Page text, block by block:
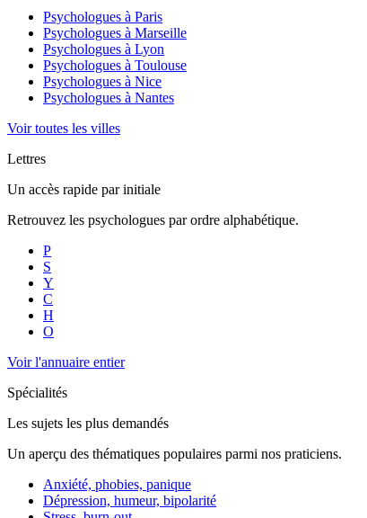
Psychologues à Paris
Psychologues à Marseille
Psychologues à Lyon
Psychologues à Toulouse
Psychologues à Nice
Psychologues à Nantes
Voir toutes les villes
Lettres
Un accès rapide par initiale
Retrouvez les psychologues par ordre alphabétique.
P
S
Y
C
H
O
Voir l'annuaire entier
Spécialités
Les sujets les plus demandés
Un aperçu des thématiques populaires parmi nos praticiens.
Anxiété, phobies, panique
Dépression, humeur, bipolarité